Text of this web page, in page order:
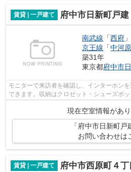
賃貸 | 一戸建て 府中市日新町戸建
南武線 「西府
京王線 「中河原
築31年
東京都府中市
モニターで来訪者を確認し、インターホン
できます。収納はクロゼット・シューズボ
現在空室情報があり
「府中市日新町戸
お問い合わせは
賃貸 | 一戸建て 府中市西原町４